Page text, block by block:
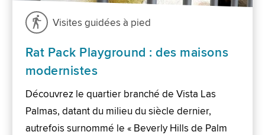
Visites guidées à pied
Rat Pack Playground : des maisons
modernistes
Découvrez le quartier branché de Vista Las
Palmas, datant du milieu du siècle dernier,
autrefois surnommé le « Beverly Hills de Palm